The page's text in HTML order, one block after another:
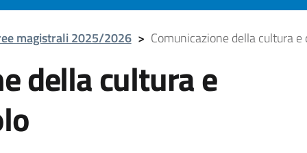
magistrali 2025/2026 > Comunicazione della cultura
della cultura e